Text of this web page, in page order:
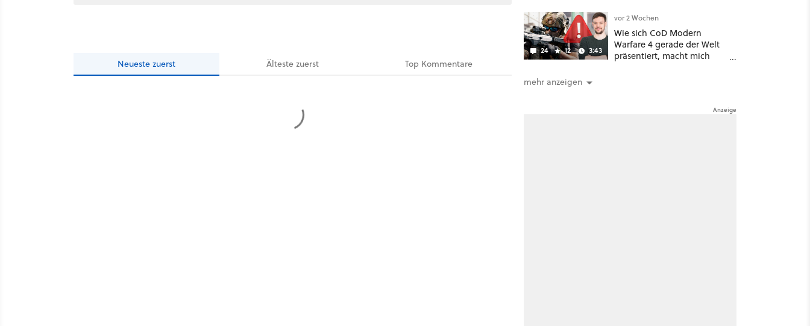
Neueste zuerst Ältestezuerst Top Kommentare
24 12 3:43
vor 2 Wochen
Wie sich CoD Modern
Warfare 4 gerade der Welt
präsentiert, macht mich
mehr anzeigen